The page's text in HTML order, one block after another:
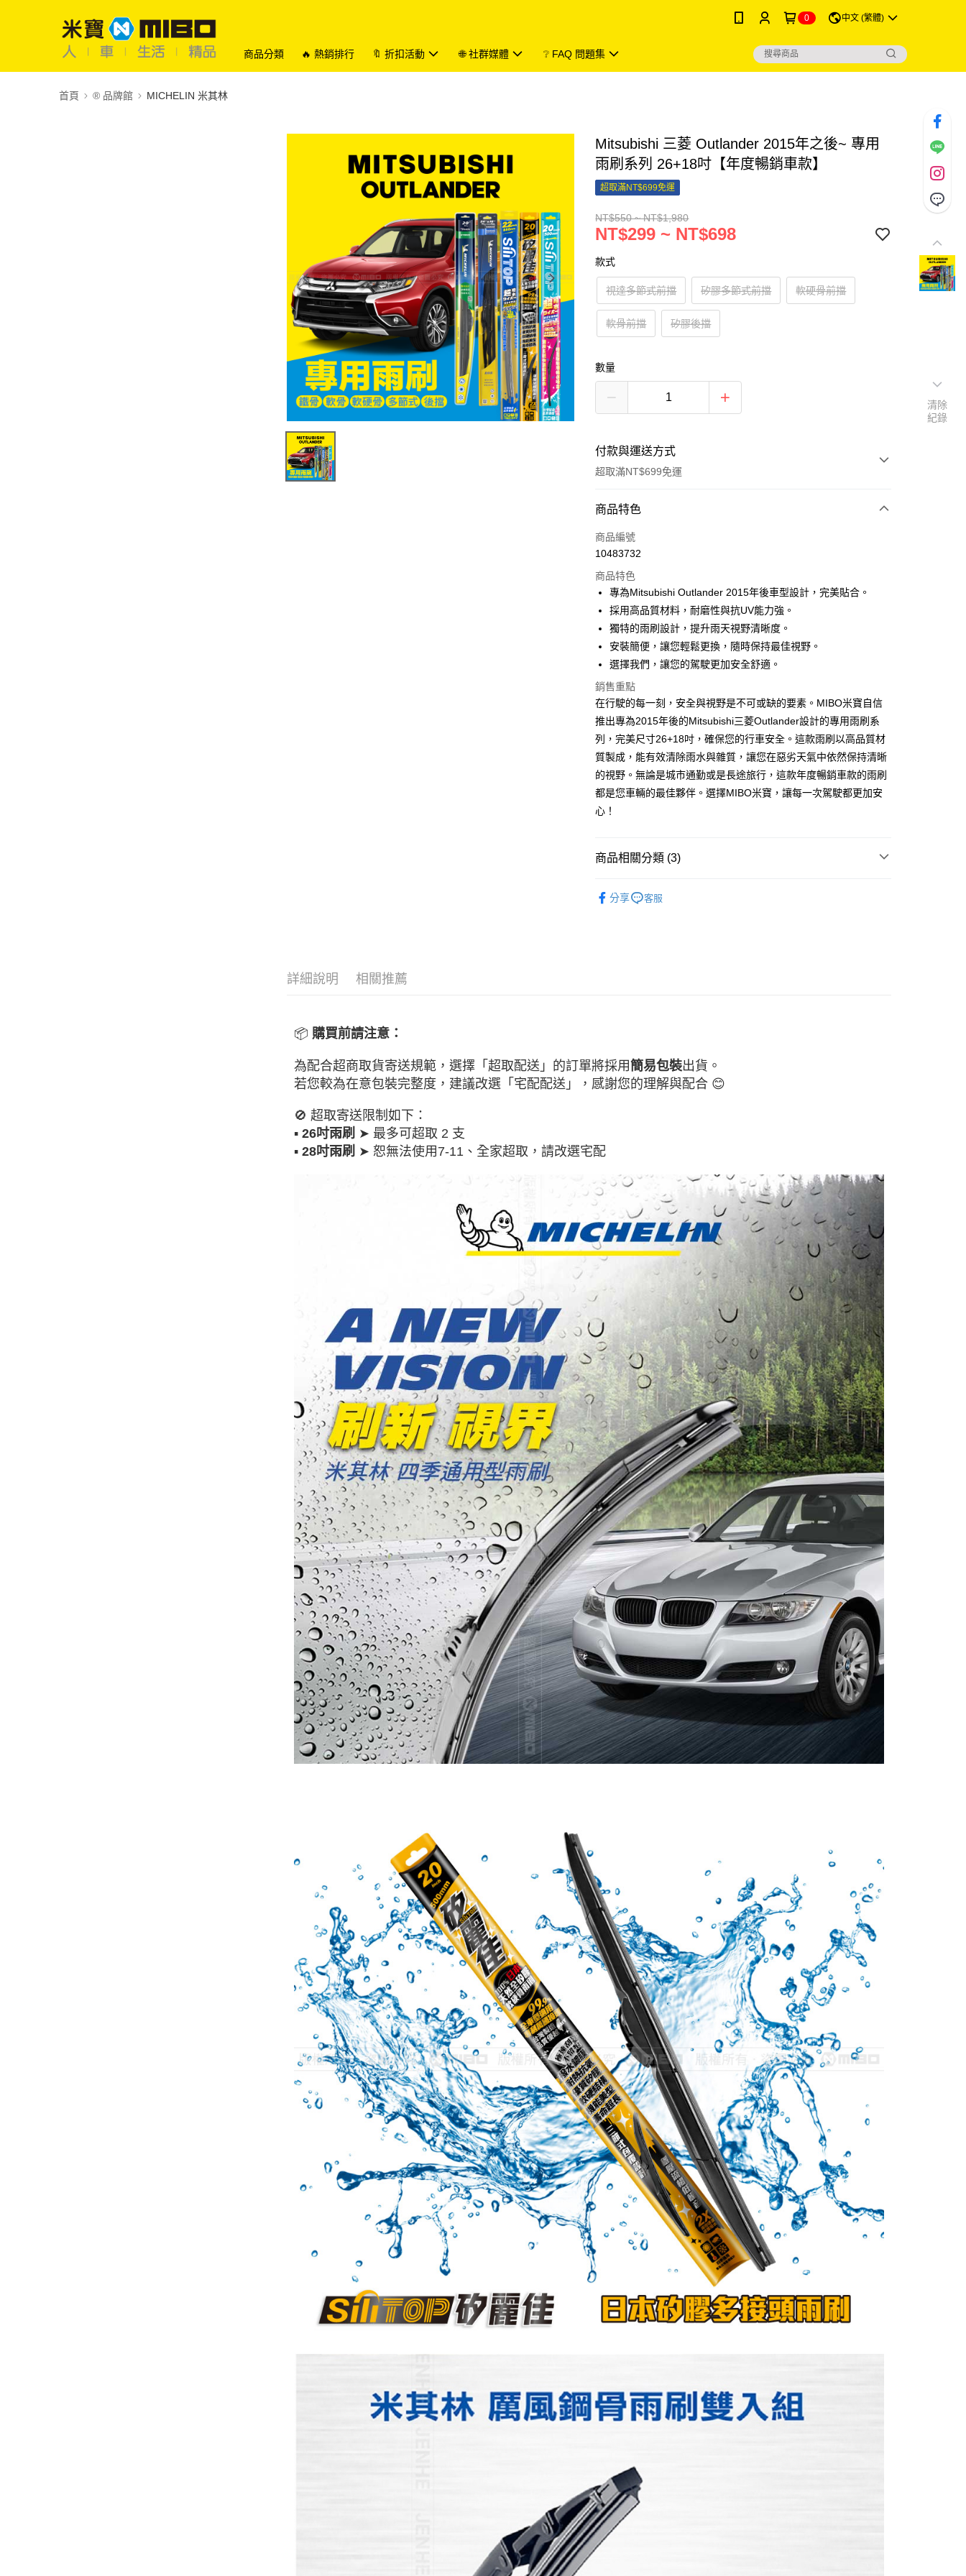
0 中文 (繁體)
商品分類 🔥 熱銷排行 🔖 折扣活動 🌐 社群媒體 ❔ FAQ 問題集
首頁 ®️ 品牌館 MICHELIN 米其林
Mitsubishi 三菱 Outlander 2015年之後~ 專用
雨刷系列 26+18吋【年度暢銷車款】
超取滿NT$699免運
NT$550 ~ NT$1,980
NT$299 ~ NT$698
款式
視達多節式前擋 矽膠多節式前擋 軟硬骨前擋
軟骨前擋 矽膠後擋
數量
付款與運送方式
超取滿NT$699免運
付款方式
信用卡一次付款
3 期 0 利率 每期 21家銀行
合作金庫商業銀行
第一商業銀行
華南商業銀行
彰化商業銀行
國泰世華商業銀行
兆豐國際商業銀行
臺灣中小企業銀行
台中商業銀行
匯豐（台灣）商業銀行
聯邦商業銀行
遠東國際商業銀行
玉山商業銀行
星展（台灣）商業銀行
台新國際商業銀行
中國信託商業銀行
台灣樂天信用卡公司
超商取貨付款
Apple Pay
街口支付
悠遊付
Google Pay
AFTEE先享後付
相關說明
AFTEE先享後付是「在收到商品之後才付款」的支付方式。 讓您購物簡單
２．便利：只要手機號碼，簡訊認證，即可結帳。
３．安心：先確認商品／服務後，再付款。
【「AFTEE先享後付」結帳流程】
１．於結帳方式選擇「AFTEE先享後付」後，將跳轉至「AFTEE先享後
【注意事項】
１．透過由恩沛科技股份有限公司提供之「AFTEE先享後付」服務完成之
交易，需依本服務之必要範圍內提供個人資料，並將交易相關給付款項請
「AFTEE先享後付」，若未經同意申辦者引起之損失，本公司不負相關責
４．使用「AFTEE先享後付」時，將依據個別帳號之用戶狀況，依本公司
即時審查核予不同之上限額度；若仍有額度不足之情形，本公司將視審查
結果請求用戶進行身份認證。
５．嚴禁一人註冊多個帳號或使用他人資訊註冊。若發現惡意使用之情
形，恩沛科技股份有限公司將有權停止該用戶之使用額度並採取法律行
動。
ATM付款
運送方式
每筆NT$60，滿NT$699(含以上)免運費
宅配
每筆NT$60，滿NT$699(含以上)免運費
商品特色
商品編號
10483732
商品特色
專為Mitsubishi Outlander 2015年後車型設計，完美貼合。
採用高品質材料，耐磨性與抗UV能力強。
獨特的雨刷設計，提升雨天視野清晰度。
安裝簡便，讓您輕鬆更換，隨時保持最佳視野。
選擇我們，讓您的駕駛更加安全舒適。
銷售重點
在行駛的每一刻，安全與視野是不可或缺的要素。MIBO米寶自信
推出專為2015年後的Mitsubishi三菱Outlander設計的專用雨刷系
列，完美尺寸26+18吋，確保您的行車安全。這款雨刷以高品質材
質製成，能有效清除雨水與雜質，讓您在惡劣天氣中依然保持清晰
的視野。無論是城市通勤或是長途旅行，這款年度暢銷車款的雨刷
都是您車輛的最佳夥伴。選擇MIBO米寶，讓每一次駕駛都更加安
心！
商品相關分類 (3)
分享 客服
詳細說明 相關推薦
📦 購買前請注意：
為配合超商取貨寄送規範，選擇「超取配送」的訂單將採用簡易包裝出貨。
若您較為在意包裝完整度，建議改選「宅配配送」， 感謝您的理解與配合 😊
🚫 超取寄送限制如下：
▪26吋雨刷 ➤ 最多可超取 2 支
▪28吋雨刷 ➤ 恕無法使用7-11、全家超取，請改選宅配
清除
紀錄